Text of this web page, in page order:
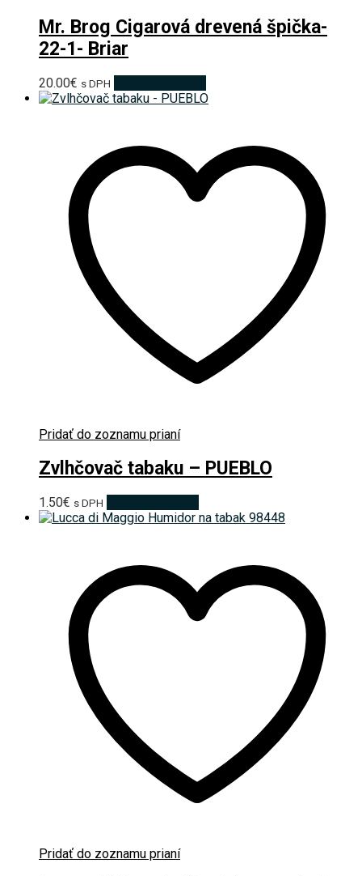
Mr. Brog Cigarová drevená špička-
22-1- Briar
20.00€ s DPH
Pridať do zoznamu prianí
Zvlhčovač tabaku – PUEBLO
1.50€ s DPH
Pridať do zoznamu prianí